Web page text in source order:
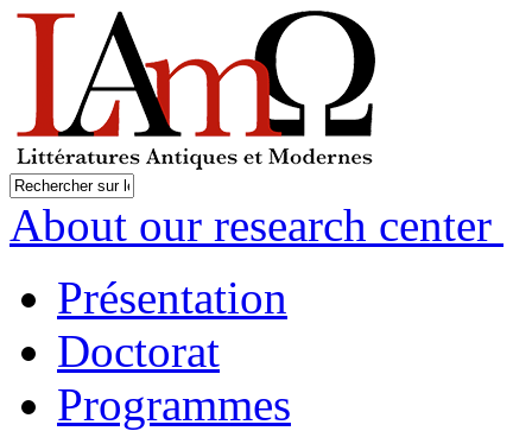
About our research center
Présentation
Doctorat
Programmes